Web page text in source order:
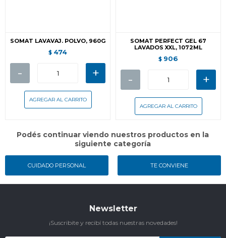
SOMAT LAVAVAJ. POLVO, 960G
$ 474
- +
SOMAT PERFECT GEL 67
LAVADOS XXL, 1072ML
$ 906
- +
CUIDADO PERSONAL
Podés continuar viendo nuestros productos en la
siguiente categoría
TE CONVIENE
Newsletter
¡Suscribite y recibí todas nuestras novedades!